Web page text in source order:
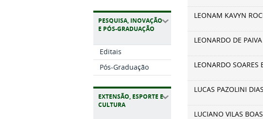
PESQUISA, INOVAÇÃO
E PÓS-GRADUAÇÃO
Editais
Pós-Graduação
EXTENSÃO, ESPORTE E
CULTURA
LEONAM KAVYN
LEONARDO DE
LEONARDO SOARES
LUCAS PAZOLINI
LUCIANO VILAS